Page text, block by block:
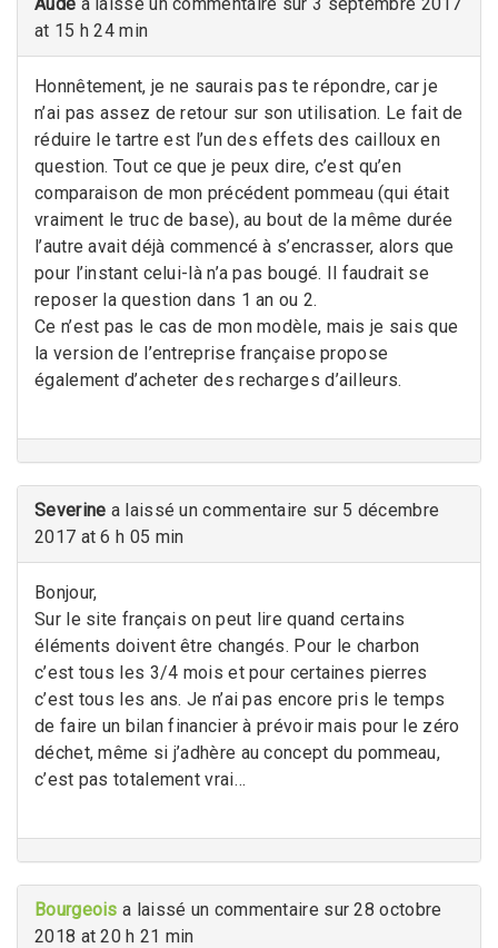
at 15 h 24 min
Honnêtement, je ne saurais pas te répondre, car je
n’ai pas assez de retour sur son utilisation. Le fait de
réduire le tartre est l’un des effets des cailloux en
question. Tout ce que je peux dire, c’est qu’en
comparaison de mon précédent pommeau (qui était
vraiment le truc de base), au bout de la même durée
l’autre avait déjà commencé à s’encrasser, alors que
pour l’instant celui-là n’a pas bougé. Il faudrait se
reposer la question dans 1 an ou 2.
Ce n’est pas le cas de mon modèle, mais je sais que
la version de l’entreprise française propose
également d’acheter des recharges d’ailleurs.
Severine a laissé un commentaire sur 5 décembre
2017 at 6 h 05 min
Bonjour,
Sur le site français on peut lire quand certains
éléments doivent être changés. Pour le charbon
c’est tous les 3/4 mois et pour certaines pierres
c’est tous les ans. Je n’ai pas encore pris le temps
de faire un bilan financier à prévoir mais pour le zéro
déchet, même si j’adhère au concept du pommeau,
c’est pas totalement vrai…
Bourgeois a laissé un commentaire sur 28 octobre
2018 at 20 h 21 min